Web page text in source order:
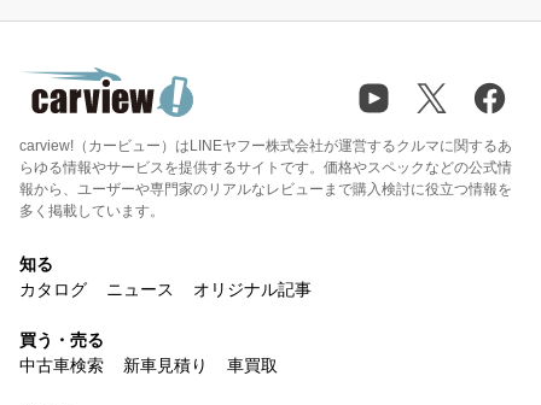
carview!（カービュー）はLINEヤフー株式会社が運営するクルマに関するあ
らゆる情報やサービスを提供するサイトです。価格やスペックなどの公式情
報から、ユーザーや専門家のリアルなレビューまで購入検討に役立つ情報を
多く掲載しています。
知る
カタログ
ニュース オリジナル記事
買う・売る
中古車検索
新車見積り 車買取